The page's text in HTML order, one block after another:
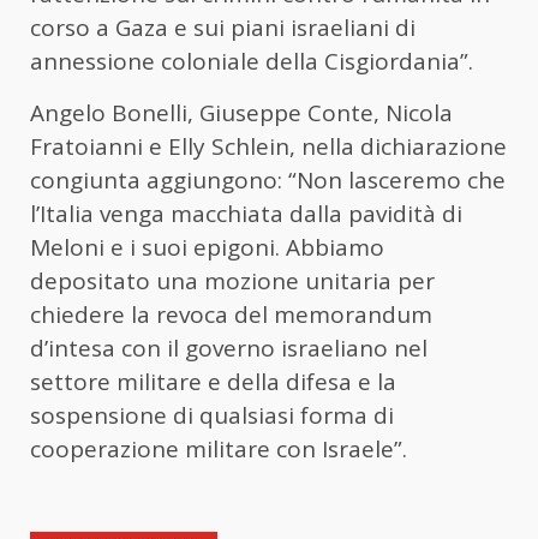
corso a Gaza e sui piani israeliani di
annessione coloniale della Cisgiordania”.
Angelo Bonelli, Giuseppe Conte, Nicola
Fratoianni e Elly Schlein, nella dichiarazione
congiunta aggiungono: “Non lasceremo che
l’Italia venga macchiata dalla pavidità di
Meloni e i suoi epigoni. Abbiamo
depositato una mozione unitaria per
chiedere la revoca del memorandum
d’intesa con il governo israeliano nel
settore militare e della difesa e la
sospensione di qualsiasi forma di
cooperazione militare con Israele”.